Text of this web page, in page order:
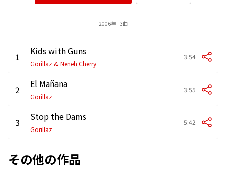
2006年 - 3曲
1 Kids with Guns
Gorillaz & Neneh Cherry
3:54
2 El Mañana
Gorillaz
3:55
3 Stop the Dams
Gorillaz
5:42
その他の作品